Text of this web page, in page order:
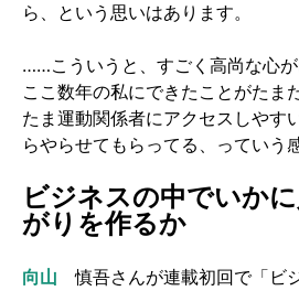
ら、という思いはあります。
……こういうと、すごく高尚な心が
ここ数年の私にできたことがたま
たま運動関係者にアクセスしやす
らやらせてもらってる、っていう
ビジネスの中でいか
がりを作るか
向山 慎吾さんが連載初回で「ビ